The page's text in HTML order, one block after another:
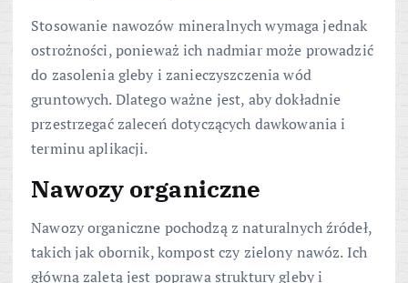
Stosowanie nawozów mineralnych wymaga jednak
ostrożności, ponieważ ich nadmiar może prowadzić
do zasolenia gleby i zanieczyszczenia wód
gruntowych. Dlatego ważne jest, aby dokładnie
przestrzegać zaleceń dotyczących dawkowania i
terminu aplikacji.
Nawozy organiczne
Nawozy organiczne pochodzą z naturalnych źródeł,
takich jak obornik, kompost czy zielony nawóz. Ich
główną zaletą jest poprawa struktury gleby i